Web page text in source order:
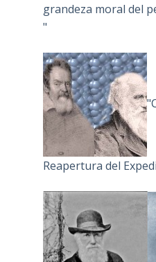
grandeza moral del
"
Reapertura del